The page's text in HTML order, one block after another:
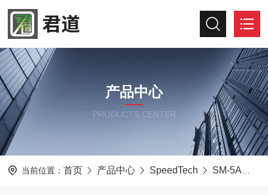
产品中心
PRODUCTS CENTER
当前位置： 首页 产品中心 SpeedTech SM-5A